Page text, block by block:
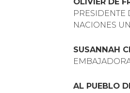
PRESIDENTE
NACIONES
SUSANNAH
AL PUEBLO